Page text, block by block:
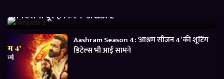
से कितनी दूर है फिल्म ‘अखंडा 2’
Aashram Season 4: ‘आश्रम सीजन 4’ की शूटिंग
डिटेल्स भी आई सामने